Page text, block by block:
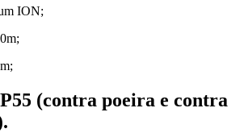
ION;
(contra poeira e contra